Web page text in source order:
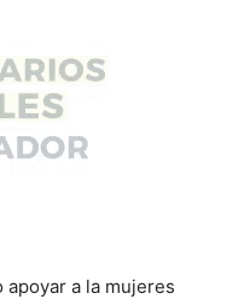
a la mujeres